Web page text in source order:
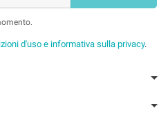
d'uso e informativa sulla privacy.